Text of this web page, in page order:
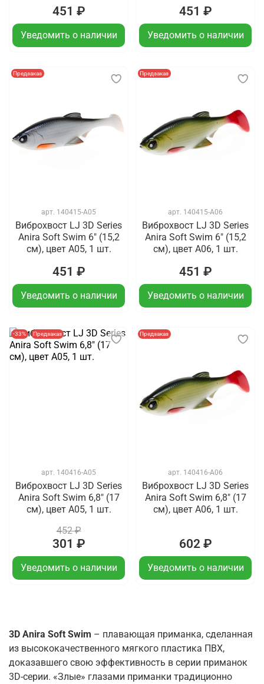
451 ₽
Уведомить о наличии
451 ₽
Уведомить о наличии
Предзаказ
арт. 140415-A05
Виброхвост LJ 3D Series
Anira Soft Swim 6" (15,2
см), цвет A05, 1 шт.
451 ₽
Уведомить о наличии
Предзаказ
арт. 140415-A06
Виброхвост LJ 3D Series
Anira Soft Swim 6" (15,2
см), цвет A06, 1 шт.
451 ₽
Уведомить о наличии
-33% Предзаказ
арт. 140416-A05
Виброхвост LJ 3D Series
Anira Soft Swim 6,8" (17
см), цвет A05, 1 шт.
452 ₽
301 ₽
Уведомить о наличии
Предзаказ
арт. 140416-A06
Виброхвост LJ 3D Series
Anira Soft Swim 6,8" (17
см), цвет A06, 1 шт.
602 ₽
Уведомить о наличии
3D Anira Soft Swim – плавающая приманка, сделанная
из высококачественного мягкого пластика ПВХ,
доказавшего свою эффективность в серии приманок
3D-серии. «Злые» глазами приманки традиционно